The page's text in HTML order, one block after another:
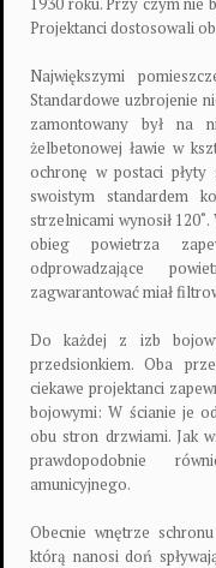
Projektanci dostosowali
Największymi
Standardowe uzbrojenie
zamontowany był na
żelbetonowej ławie w
ochronę w postaci
swoistym standardem
strzelnicami wynosił
obieg powietrza
odprowadzające
zagwarantować miał
Do każdej z izb
przedsionkiem. Oba
ciekawe projektanci
bojowymi: W ścianie je
obu stron drzwiami. Jak
prawdopodobnie
amunicyjnego.
Obecnie wnętrze
którą nanosi doń